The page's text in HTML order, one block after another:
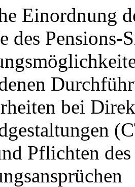
Einordnung
des Pensions-
bei
Pflichten